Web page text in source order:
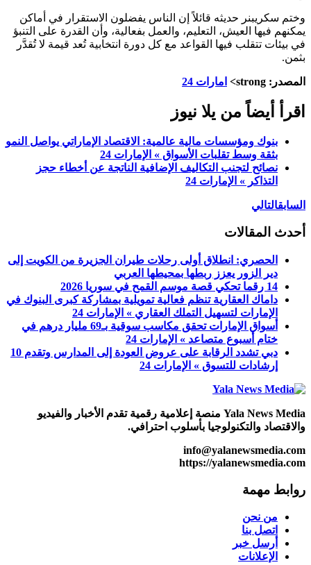
وختم سكريبنر حديثه قائلاً إن الناس يفضلون الاستقرار في أماكن
يمكنهم فيها العيش، التعليم، والعمل بفعالية، وأن القدرة على التنبؤ
في بيئات تتقلب فيها القواعد مع كل دورة انتخابية تُعد قيمة لا تُقدَّر
بثمن.
المصدر: strong> امارات 24
اقرأ أيضاً من يلا نيوز
بنوك ومؤسسات مالية عالمية: الاقتصاد الإماراتي يواصل النمو
بثقة وسط تقلبات الأسواق » الإمارات 24
نصائح لتجنب التكاليف الإضافية الناتجة عن أخطاء حجز
التذاكر » الإمارات 24
السابقالتالي
أحدث المقالات
الحصري: انطلاق أولى رحلات طيران الجزيرة من الكويت إلى
دير الزور يعزز ربطها بمحيطها العربي
14 رقما تحكي قصة موسم القمح في سوريا 2026
داماك العقارية تنظم فعالية تمويلية بمشاركة كبرى البنوك في
الإمارات لتسهيل التملك العقاري » الإمارات 24
أسواق الإمارات تحقق مكاسب سوقية بـ69 مليار درهم في
ختام أسبوع متصاعد » الإمارات 24
دبي تشدد الرقابة على عروض العودة إلى المدارس وتقدم 10
إرشادات للتسوق » الإمارات 24
Yala News Media منصة إعلامية رقمية تقدم الأخبار والفيديو
والاقتصاد والتكنولوجيا بأسلوب احترافي.
info@yalanewsmedia.com
https://yalanewsmedia.com
روابط مهمة
من نحن
اتصل بنا
أرسل خبر
الإعلانات